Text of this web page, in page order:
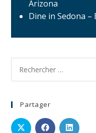
Arizona
Dine in Sedona –
Partager